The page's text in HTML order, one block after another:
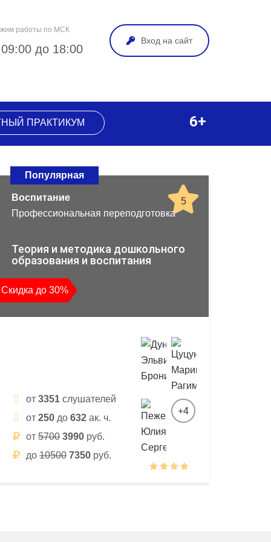
работы по МСК
до 18:00
Вход на сайт
ПРАКТИКУМ 6+
Популярная
5
Воспитание
Профессиональная переподготовка
Теория и методика дошкольного
образования и воспитания
Скидка до 30%
от 3351 слушателей
от 250 до 632 ак. ч.
от 5700 3990 руб.
до 10500 7350 руб.
+4